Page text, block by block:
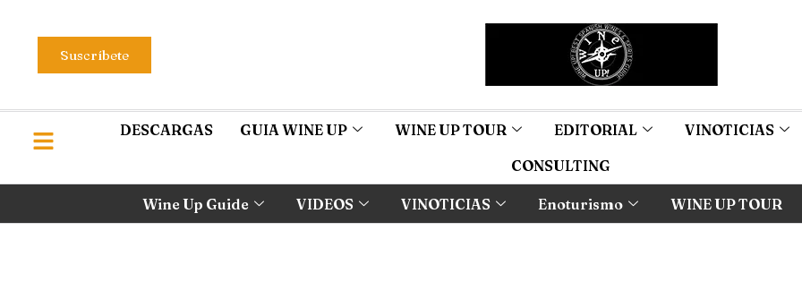
Suscríbete
DESCARGAS GUIA WINE UP WINE UP TOUR EDITORIAL VINOTICIAS
CONSULTING
Wine Up Guide VIDEOS VINOTICIAS Enoturismo WINE UP TOUR